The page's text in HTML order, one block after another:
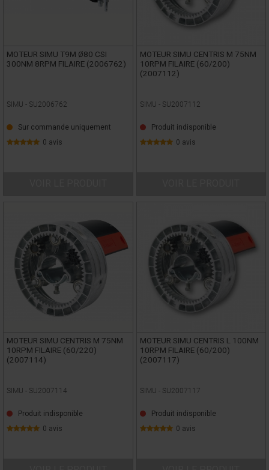
MOTEUR SIMU T9M Ø80 CSI
300NM 8RPM FILAIRE (2006762)
SIMU - SU2006762
Sur commande uniquement
0 avis
MOTEUR SIMU CENTRIS M 75NM
10RPM FILAIRE (60/200)
(2007112)
SIMU - SU2007112
Produit indisponible
0 avis
MOTEUR SIMU CENTRIS M 75NM
10RPM FILAIRE (60/220)
(2007114)
SIMU - SU2007114
Produit indisponible
0 avis
MOTEUR SIMU CENTRIS L 100NM
10RPM FILAIRE (60/200)
(2007117)
SIMU - SU2007117
Produit indisponible
0 avis